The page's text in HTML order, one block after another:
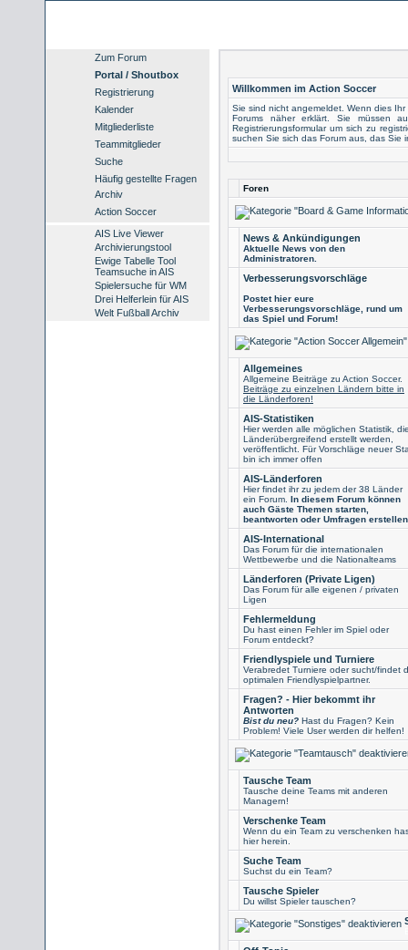
Zum Forum
Portal / Shoutbox
Registrierung
Kalender
Mitgliederliste
Teammitglieder
Suche
Häufig gestellte Fragen
Archiv
Action Soccer
AIS Live Viewer
Archivierungstool
Ewige Tabelle Tool
Teamsuche in AIS
Spielersuche für WM
Drei Helferlein für AIS
Welt Fußball Archiv
Willkommen im Action Soccer
Sie sind nicht angemeldet. Wenn dies
Forums näher erklärt. Sie müssen
Registrierungsformularum sich zu
suchen Sie sich das Forum aus, das Sie
Foren
News & Ankündigungen
Aktuelle News von den
Administratoren.
Verbesserungsvorschläge
Postet hier eure
Verbesserungsvorschläge, rund um
das Spiel und Forum!
Allgemeines
Allgemeine Beiträge zu Action Soccer.
Beiträge zu einzelnen Ländern bitte in
die Länderforen!
AIS-Statistiken
Hier werden alle möglichen Statistik,
Länderübergreifend erstellt werden,
veröffentlicht. Für Vorschläge neuer
bin ich immer offen
AIS-Länderforen
Hier findet ihr zu jedem der 38 Länder
ein Forum. In diesem Forum können
auch Gäste Themen starten,
beantworten oder Umfragen
AIS-International
Das Forum für die internationalen
Wettbewerbe und die Nationalteams
Länderforen (Private Ligen)
Das Forum für alle eigenen / privaten
Ligen
Fehlermeldung
Du hast einen Fehler im Spiel oder
Forum entdeckt?
Friendlyspiele und Turniere
Verabredet Turniere oder sucht/findet
optimalen Friendlyspielpartner.
Fragen? - Hier bekommt ihr
Antworten
Bist du neu? Hast du Fragen? Kein
Problem! Viele User werden dir helfen!
Tausche Team
Tausche deine Teams mit anderen
Managern!
Verschenke Team
Wenn du ein Team zu verschenken
hier herein.
Suche Team
Suchst du ein Team?
Tausche Spieler
Du willst Spieler tauschen?